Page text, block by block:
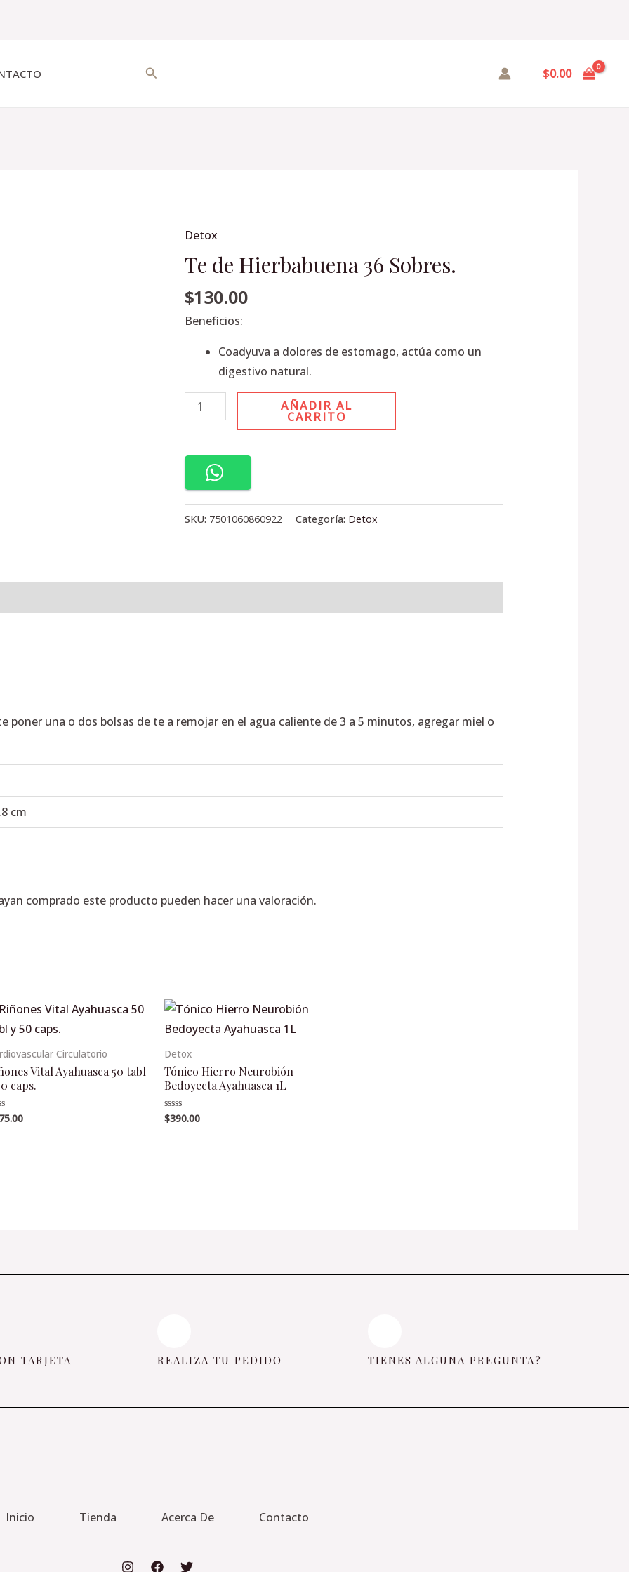
Buscar $0.00
Detox
Te de Hierbabuena 36 Sobres.
$130.00
Beneficios:
Coadyuva a dolores de estomago, actúa como un
digestivo natural.
Te
de
Hierbabuena
36
Sobres.
AÑADIR AL
CARRITO
SKU: 7501060860922 Categoría: Detox
poner una o dos bolsas de te a remojar en el agua caliente de 3 a 5 minutos, agregar miel o
cm
comprado este producto pueden hacer una valoración.
Circulatorio
Vital Ayahuasca 50 tabl
caps.
Detox
Tónico Hierro Neurobión
Bedoyecta Ayahuasca 1L
Valorado
en
$390.00
TARJETA REALIZA TU PEDIDO TIENES ALGUNA PREGUNTA?
Inicio Tienda Acerca De Contacto